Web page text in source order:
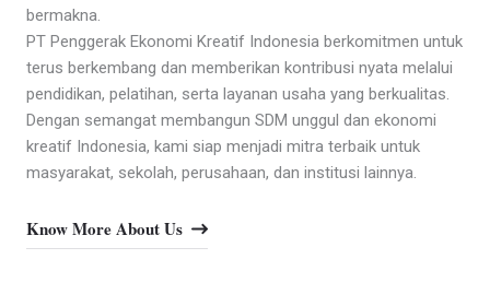
bermakna.
PT Penggerak Ekonomi Kreatif Indonesia berkomitmen untuk
terus berkembang dan memberikan kontribusi nyata melalui
pendidikan, pelatihan, serta layanan usaha yang berkualitas.
Dengan semangat membangun SDM unggul dan ekonomi
kreatif Indonesia, kami siap menjadi mitra terbaik untuk
masyarakat, sekolah, perusahaan, dan institusi lainnya.
Know More About Us